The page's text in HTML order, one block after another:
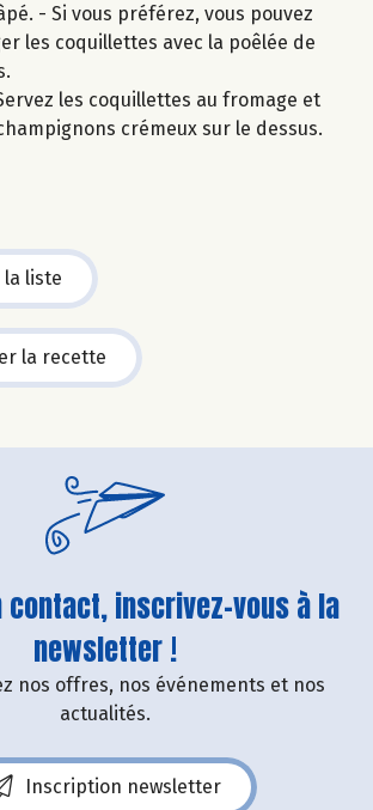
- Si vous préférez, vous pouvez
les coquillettes avec la poêlée de
Servez les coquillettes au fromage et
crémeux sur le dessus.
la liste
la recette
contact, inscrivez-vous à la
newsletter !
nos offres, nos événements et nos
actualités.
Inscription newsletter